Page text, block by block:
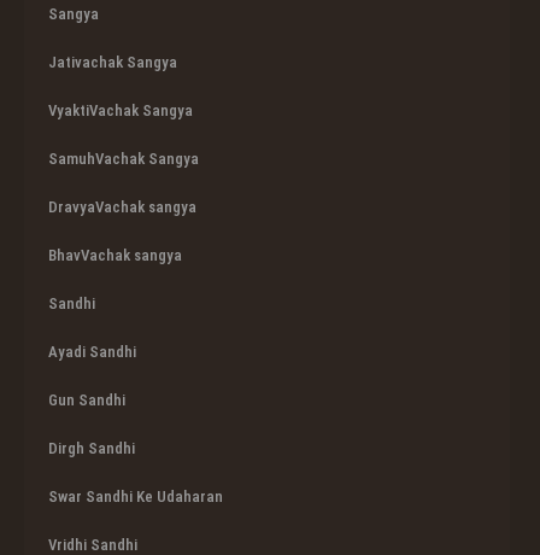
Sangya
Jativachak Sangya
VyaktiVachak Sangya
SamuhVachak Sangya
DravyaVachak sangya
BhavVachak sangya
Sandhi
Ayadi Sandhi
Gun Sandhi
Dirgh Sandhi
Swar Sandhi Ke Udaharan
Vridhi Sandhi